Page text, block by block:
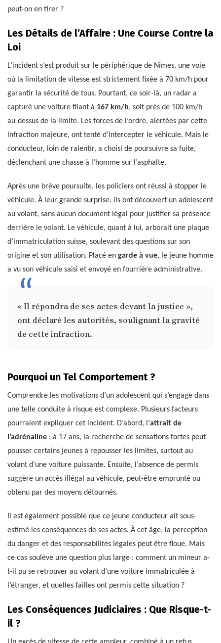
peut-on en tirer ?
Les Détails de l’Affaire : Une Course Contre la
Loi
L’incident s’est produit sur le périphérique de Nîmes, une voie
où la limitation de vitesse est strictement fixée à 70 km/h pour
garantir la sécurité de tous. Pourtant, ce soir-là, un radar a
capturé une voiture filant à 167 km/h, soit près de 100 km/h
au-dessus de la limite. Les forces de l’ordre, alertées par cette
infraction majeure, ont tenté d’intercepter le véhicule. Mais le
conducteur, loin de ralentir, a choisi de poursuivre sa fuite,
déclenchant une chasse à l’homme sur l’asphalte.
Après une brève poursuite, les policiers ont réussi à stopper le
véhicule. À leur grande surprise, ils ont découvert un adolescent
au volant, sans aucun document légal pour justifier sa présence
derrière le volant. Le véhicule, quant à lui, arborait une plaque
d’immatriculation suisse, soulevant des questions sur son
origine et son utilisation. Placé en garde à vue, le jeune homme
a vu son véhicule saisi et envoyé en fourrière administrative.
« Il répondra de ses actes devant la justice »,
ont déclaré les autorités, soulignant la gravité
de cette infraction.
Pourquoi un Tel Comportement ?
Comprendre les motivations d’un adolescent qui s’engage dans
une telle conduite à risque est complexe. Plusieurs facteurs
pourraient expliquer cet incident. D’abord, l’attrait de
l’adrénaline : à 17 ans, la recherche de sensations fortes peut
pousser certains jeunes à repousser les limites, surtout au
volant d’une voiture puissante. Ensuite, l’absence de permis
suggère un accès illégal au véhicule, peut-être emprunté ou
obtenu par des moyens détournés.
Il est également possible que ce jeune conducteur ait sous-
estimé les conséquences de ses actes. À cet âge, la perception
du danger et des responsabilités légales peut être floue. Mais
ce cas soulève une question plus large : comment un mineur a-
t-il pu se retrouver au volant d’une voiture immatriculée à
l’étranger, et quelles failles ont permis cette situation ?
Les Conséquences Judiciaires : Que Risque-t-
il ?